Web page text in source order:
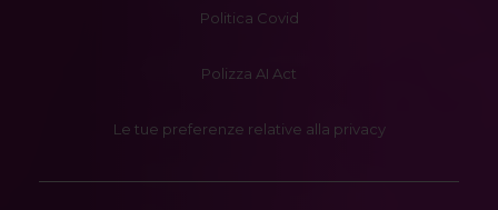
Politica Covid
Polizza AI Act
Le tue preferenze relative alla privacy